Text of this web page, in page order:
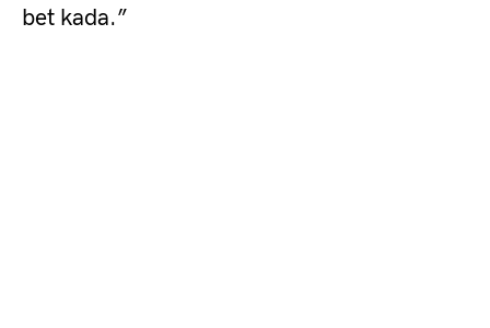
bet kada.”